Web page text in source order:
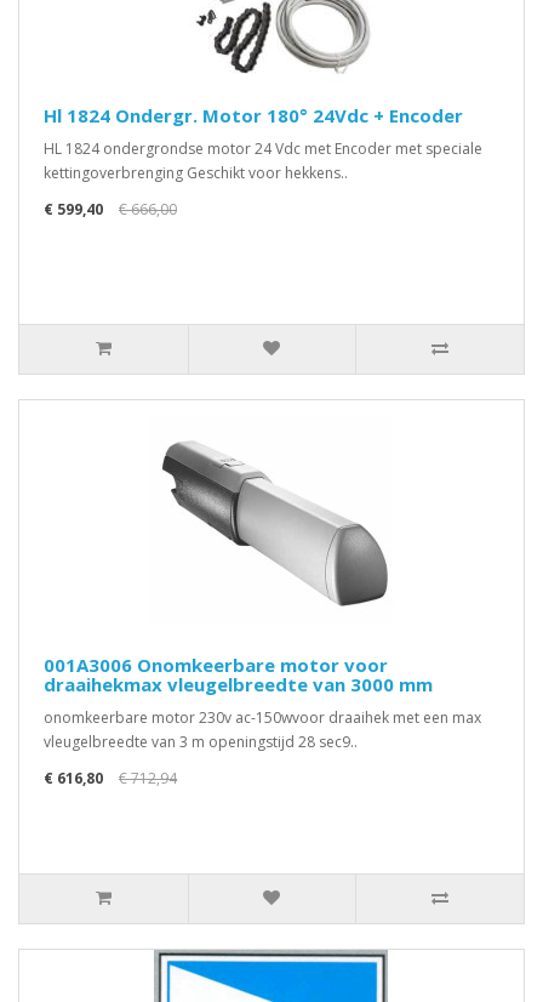
Hl 1824 Ondergr. Motor 180° 24Vdc + Encoder
HL 1824 ondergrondse motor 24 Vdc met Encoder met speciale
kettingoverbrenging Geschikt voor hekkens..
€ 599,40
€ 666,00
001A3006 Onomkeerbare motor voor
draaihekmax vleugelbreedte van 3000 mm
onomkeerbare motor 230v ac-150wvoor draaihek met een max
vleugelbreedte van 3 m openingstijd 28 sec9..
€ 616,80
€ 712,94